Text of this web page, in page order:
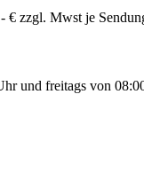
zzgl. Mwst je
und freitags von